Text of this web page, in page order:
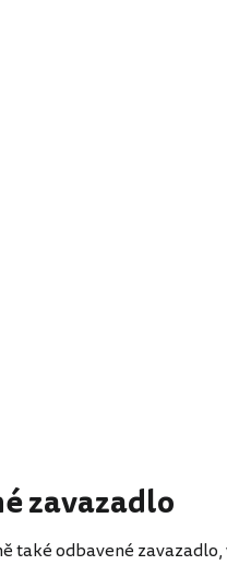
zavazadlo
také odbavené